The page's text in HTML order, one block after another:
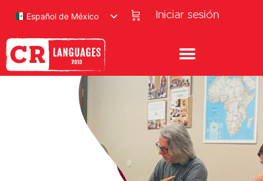
Iniciar sesión
Español de México